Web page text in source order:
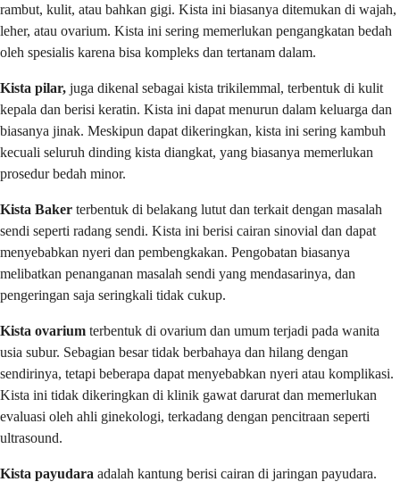
rambut, kulit, atau bahkan gigi. Kista ini biasanya ditemukan di wajah,
leher, atau ovarium. Kista ini sering memerlukan pengangkatan bedah
oleh spesialis karena bisa kompleks dan tertanam dalam.
Kista pilar, juga dikenal sebagai kista trikilemmal, terbentuk di kulit
kepala dan berisi keratin. Kista ini dapat menurun dalam keluarga dan
biasanya jinak. Meskipun dapat dikeringkan, kista ini sering kambuh
kecuali seluruh dinding kista diangkat, yang biasanya memerlukan
prosedur bedah minor.
Kista Baker terbentuk di belakang lutut dan terkait dengan masalah
sendi seperti radang sendi. Kista ini berisi cairan sinovial dan dapat
menyebabkan nyeri dan pembengkakan. Pengobatan biasanya
melibatkan penanganan masalah sendi yang mendasarinya, dan
pengeringan saja seringkali tidak cukup.
Kista ovarium terbentuk di ovarium dan umum terjadi pada wanita
usia subur. Sebagian besar tidak berbahaya dan hilang dengan
sendirinya, tetapi beberapa dapat menyebabkan nyeri atau komplikasi.
Kista ini tidak dikeringkan di klinik gawat darurat dan memerlukan
evaluasi oleh ahli ginekologi, terkadang dengan pencitraan seperti
ultrasound.
Kista payudara adalah kantung berisi cairan di jaringan payudara.